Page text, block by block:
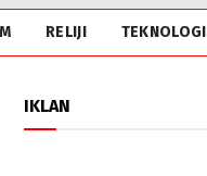
RELIJI TEKNOLOGI
IKLAN